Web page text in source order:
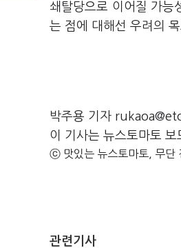
쇄탈당으로 이어질 가능
는 점에 대해선 우려의
박주용 기자
이 기사는 뉴스토마토 보
ⓒ 맛있는 뉴스토마토, 무단
관련기사